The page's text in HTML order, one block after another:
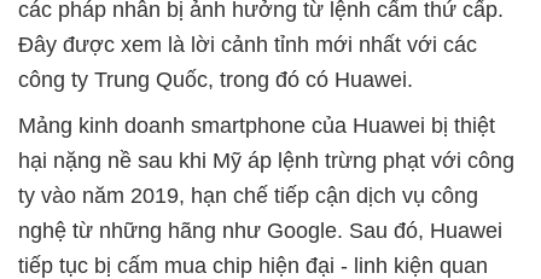
các pháp nhân bị ảnh hưởng từ lệnh cấm thứ cấp.
Đây được xem là lời cảnh tỉnh mới nhất với các
công ty Trung Quốc, trong đó có Huawei.
Mảng kinh doanh smartphone của Huawei bị thiệt
hại nặng nề sau khi Mỹ áp lệnh trừng phạt với công
ty vào năm 2019, hạn chế tiếp cận dịch vụ công
nghệ từ những hãng như Google. Sau đó, Huawei
tiếp tục bị cấm mua chip hiện đại - linh kiện quan